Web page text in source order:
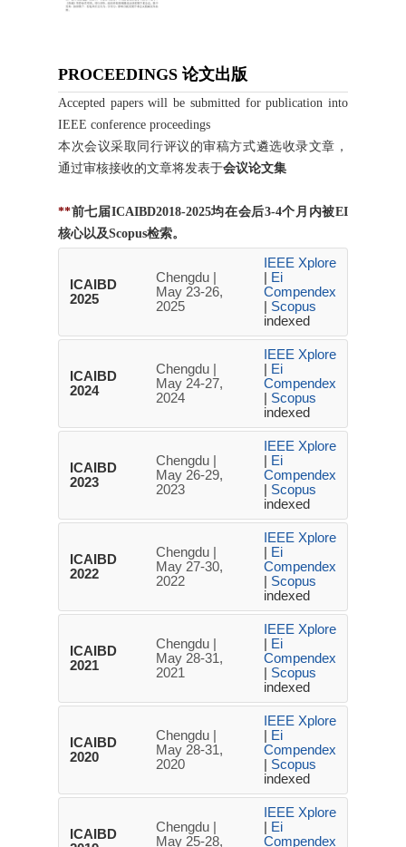
PROCEEDINGS 论文出版
Accepted papers will be submitted for publication into
IEEE conference proceedings
本次会议采取同行评议的审稿方式遴选收录文章，
通过审核接收的文章将发表于会议论文集
**前七届ICAIBD2018-2025均在会后3-4个月内被EI
核心以及Scopus检索。
ICAIBD
2025
Chengdu |
May 23-26,
2025
IEEE Xplore
Ei
Compendex
Scopus
indexed
ICAIBD
2024
Chengdu |
May 24-27,
2024
IEEE Xplore
Ei
Compendex
Scopus
indexed
ICAIBD
2023
Chengdu |
May 26-29,
2023
IEEE Xplore
Ei
Compendex
Scopus
indexed
ICAIBD
2022
Chengdu |
May 27-30,
2022
IEEE Xplore
Ei
Compendex
Scopus
indexed
ICAIBD
2021
Chengdu |
May 28-31,
2021
IEEE Xplore
Ei
Compendex
Scopus
indexed
ICAIBD
2020
Chengdu |
May 28-31,
2020
IEEE Xplore
Ei
Compendex
Scopus
indexed
ICAIBD
Chengdu |
May 25-28,
IEEE Xplore
Ei
Compendex